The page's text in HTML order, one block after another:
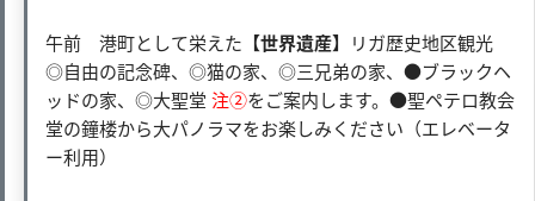
午前 港町として栄えた 【世界遺産】
リガ歴史地区観光
◎自由の記念碑、◎猫の家、◎三兄弟の家、●ブラックヘ
ッドの家、◎大聖堂 注②をご案内します。●聖ペテロ教会
堂の鐘楼から大パノラマをお楽しみください（エレベータ
ー利用）